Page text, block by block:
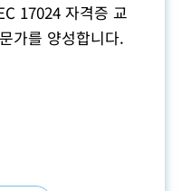
17024 자격증 교
가를 양성합니다.